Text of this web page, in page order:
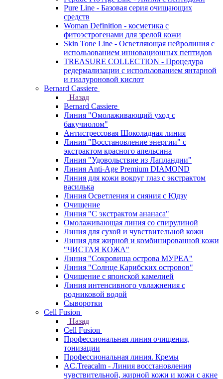
Pure Line - Базовая серия очищающих
средств
Woman Definition - косметика с
фитоэстрогенами для зрелой кожи
Skin Tone Line - Осветляющая нейролиния с
использованием инновационных пептидов
TREASURE COLLECTION - Процедура
редермализации с использованием янтарной
и гиалуроновой кислот
Bernard Cassiere
Назад
Bernard Cassiere
Линия "Омолаживающий уход с
бакучиолом"
Антистрессовая Шоколадная линия
Линия "Восстановление энергии" с
экстрактом красного апельсина
Линия "Удовольствие из Лапландии"
Линия Anti-Age Premium DIAMOND
Линия для кожи вокруг глаз с экстрактом
василька
Линия Осветления и сияния с Юдзу
Очищение
Линия "С экстрактом ананаса"
Омолаживающая линия со спирулиной
Линия для сухой и чувствительной кожи
Линия для жирной и комбинированной кожи
"ЧИСТАЯ КОЖА"
Линия "Сокровища острова МУРЕА"
Линия "Солнце Карибских островов"
Очищение с японской камелией
Линия интенсивного увлажнения с
родниковой водой
Сыворотки
Cell Fusion
Назад
Cell Fusion
Профессиональная линия очищения,
тонизации
Профессиональная линия. Кремы
AC.Treacalm - Линия восстановления
чувствительной, жирной кожи и кожи с акне